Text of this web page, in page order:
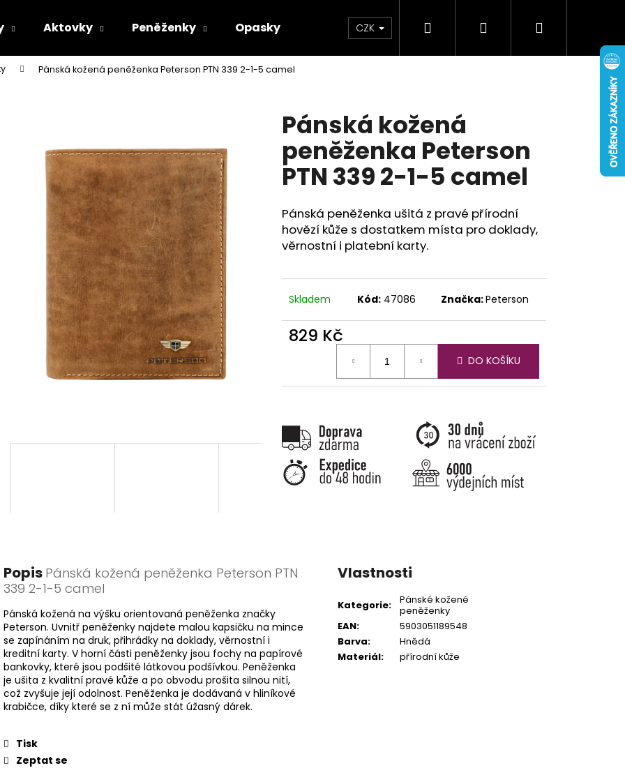
Aktovky Peněženky Opasky Doplňky Novinky
CZK Hledat PřihlášeníNákupní
Pánská kožená peněženka Peterson PTN 339 2-1-5 camel
Pánská kožená
peněženka Peterson
PTN 339 2-1-5 camel
Pánská peněženka ušitá z pravé přírodní
hovězí kůže s dostatkem místa pro doklady,
věrnostní i platební karty.
Skladem Kód: 47086 Značka:Peterson
829 Kč
DO KOŠÍKU
Popis Pánská kožená peněženka Peterson PTN
339 2-1-5 camel
Pánská kožená na výšku orientovaná peněženka značky
Peterson. Uvnitř peněženky najdete malou kapsičku na mince
se zapínáním na druk, přihrádky na doklady, věrnostní i
kreditní karty. V horní části peněženky jsou fochy na papírové
bankovky, které jsou podšité látkovou podšívkou. Peněženka
je ušita z kvalitní pravé kůže a po obvodu prošita silnou nití,
což zvyšuje její odolnost. Peněženka je dodávaná v hliníkové
krabičce, díky které se z ní může stát úžasný dárek.
Tisk
Zeptat se
Vlastnosti
Kategorie:
Pánské kožené
peněženky
EAN:
5903051189548
Barva:
Hnědá
Materiál: přírodní kůže
Co potřebujete najít?
Doporučujeme